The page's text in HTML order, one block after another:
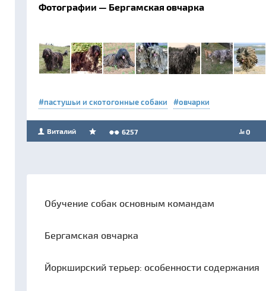
Фотографии — Бергамская овчарка
пастушьи и скотогонные собаки овчарки
Виталий 0
6257
Обучение собак основным командам
Бергамская овчарка
Йоркширский терьер: особенности содержания